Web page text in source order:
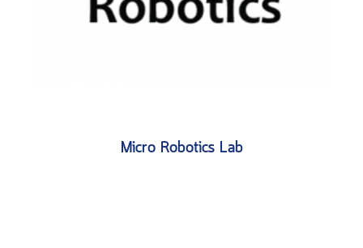
Micro Robotics Lab